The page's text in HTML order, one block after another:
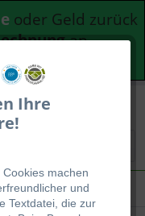
oder Geld zurück
an
Ihre
machen
und
Textdatei, die zur